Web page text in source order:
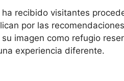
recibido visitantes
por las
imagen como refugio
experiencia diferente.